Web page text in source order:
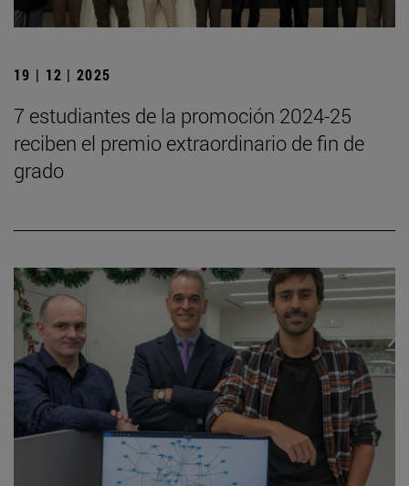
19 | 12 | 2025
7 estudiantes de la promoción 2024-25
reciben el premio extraordinario de fin de
grado